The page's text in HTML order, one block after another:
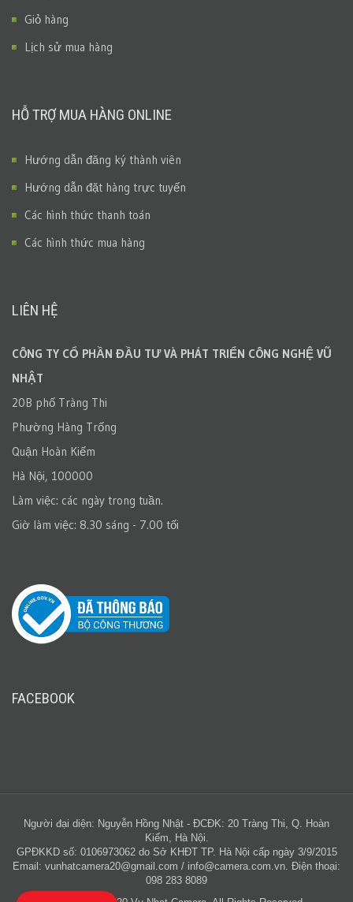
Giỏ hàng
Lịch sử mua hàng
HỖ TRỢ MUA HÀNG ONLINE
Hướng dẫn đăng ký thành viên
Hướng dẫn đặt hàng trực tuyến
Các hình thức thanh toán
Các hình thức mua hàng
LIÊN HỆ
CÔNG TY CỔ PHẦN ĐẦU TƯ VÀ PHÁT TRIỂN CÔNG NGHỆ VŨ
NHẬT
20B phố Tràng Thi
Phường Hàng Trống
Quận Hoàn Kiếm
Hà Nội, 100000
Làm việc: các ngày trong tuần.
Giờ làm việc: 8.30 sáng - 7.00 tối
FACEBOOK
Người đại diện: Nguyễn Hồng Nhật - ĐCĐK: 20 Tràng Thi, Q. Hoàn
Kiếm, Hà Nội.
GPĐKKD số: 0106973062 do Sở KHĐT TP. Hà Nội cấp ngày 3/9/2015
Email: vunhatcamera20@gmail.com / info@camera.com.vn . Điện thoại:
098 283 8089